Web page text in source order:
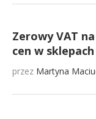
Zerowy VAT
cen w
przez Martyna